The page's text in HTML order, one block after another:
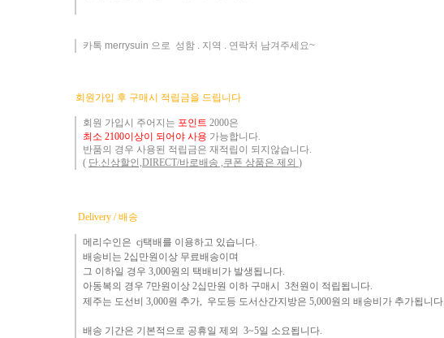
카톡 merrysuin 으로 성함 . 지역 . 연락처 남겨주세요~
회원가입 후 구매시 적립금을 드립니다
회원 가입시 주어지는 포인트 2000은
최소 2100이상이 되어야 사용 가능합니다.
반품의 경우 사용된 적립금은 재적립이 되지않습니다.
( 단.신상할인,DIRECT/바로배송 ,쿠폰 상품은 제외 )
Delivery / 배송
메리수인은 cj택배를 이용하고 있습니다.
배송비는 2십만원이상 무료배송이며
그 이하일 경우 3,000원 의 택배비 가 발생됩니다.
아동복의 경우 7만원 이상 2십만원 이하 구매시 3천원이 적립됩니다.
제주는 도선비 3,000원 추가, 우도등 도서산간지방은 5,000원의 배송비가 추가됩니다.
배송 기간은 기본적으로 공휴일 제외 3~5일 소요됩니다.